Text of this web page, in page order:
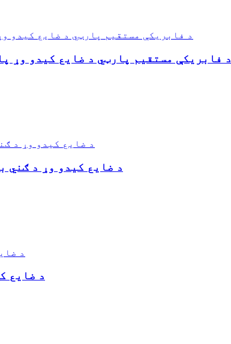
د فابریکې مستقیم پارټي د ضایع کیدو وړ
د ضایع کیدو وړ د ګني بګاس ۳ برخې د بایو تخریب وړ
د ضایع